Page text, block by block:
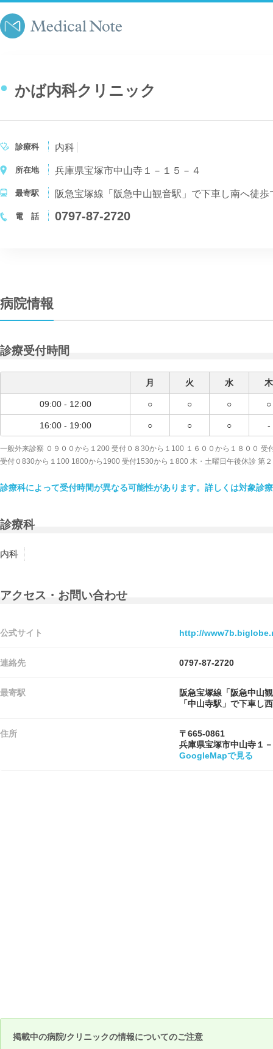
かば内科クリニック
診療科 内科
所在地 兵庫県宝塚市中山寺１－１５－４
最寄駅 阪急宝塚線「阪急中山観音駅」で下車し南へ徒
電 話 0797-87-2720
病院情報
診療受付時間
月 火 水 木
09:00 - 12:00 ○ ○ ○ ○
16:00 - 19:00 ○ ○ ○ -
一般外来診察 ０９００から１200 受付０８30から１100 １６００から１８００
受付０830から１100 1800から1900 受付1530から１800 木・土曜日午後休診 第
診療科によって受付時間が異なる可能性があります。詳しくは対象診
診療科
内科
アクセス・お問い合わせ
公式サイト http://
連絡先 0797-87-2720
最寄駅
阪急宝塚線「阪急中山
「中山寺駅」で下車し
住所
〒665-0861
兵庫県宝塚市中山寺１
GoogleMapで見る
掲載中の病院/クリニックの情報についてのご注意